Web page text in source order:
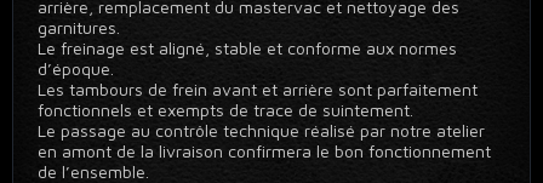
arrière, remplacement du mastervac et nettoyage des
garnitures.
Le freinage est aligné, stable et conforme aux normes
d’époque.
Les tambours de frein avant et arrière sont parfaitement
fonctionnels et exempts de trace de suintement.
Le passage au contrôle technique réalisé par notre atelier
en amont de la livraison confirmera le bon fonctionnement
de l’ensemble.